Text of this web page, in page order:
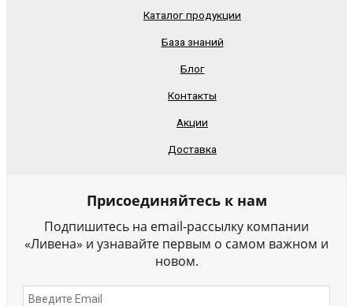
Каталог продукции
База знаний
Блог
Контакты
Акции
Доставка
Присоединяйтесь к нам
Подпишитесь на email-рассылку компании
«Ливена» и узнавайте первым о самом важном и
новом.